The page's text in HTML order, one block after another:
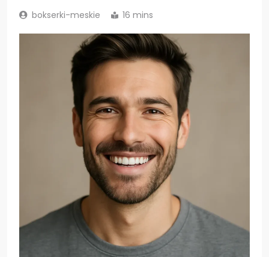
bokserki-meskie 16 mins